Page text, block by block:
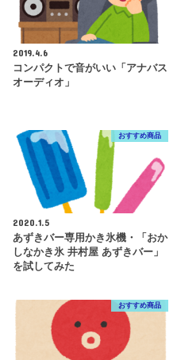
2019.4.6
コンパクトで音がいい「アナバス
オーディオ」
おすすめ商品
2020.1.5
あずきバー専用かき氷機・「おか
しなかき氷 井村屋 あずきバー」
を試してみた
おすすめ商品